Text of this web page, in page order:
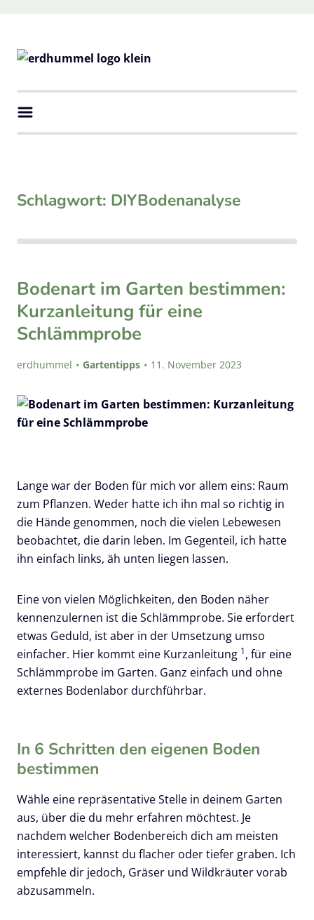
content
erdhummel
Schlagwort: DIYBodenanalyse
Bodenart im Garten bestimmen:
Kurzanleitung für eine
Schlämmprobe
erdhummel Gartentipps 11. November 2023
Lange war der Boden für mich vor allem eins: Raum
zum Pflanzen. Weder hatte ich ihn mal so richtig in
die Hände genommen, noch die vielen Lebewesen
beobachtet, die darin leben. Im Gegenteil, ich hatte
ihn einfach links, äh unten liegen lassen.
Eine von vielen Möglichkeiten, den Boden näher
kennenzulernen ist die Schlämmprobe. Sie erfordert
etwas Geduld, ist aber in der Umsetzung umso
einfacher. Hier kommt eine Kurzanleitung 1, für eine
Schlämmprobe im Garten. Ganz einfach und ohne
externes Bodenlabor durchführbar.
In 6 Schritten den eigenen Boden
bestimmen
Wähle eine repräsentative Stelle in deinem Garten
aus, über die du mehr erfahren möchtest. Je
nachdem welcher Bodenbereich dich am meisten
interessiert, kannst du flacher oder tiefer graben. Ich
empfehle dir jedoch, Gräser und Wildkräuter vorab
abzusammeln.